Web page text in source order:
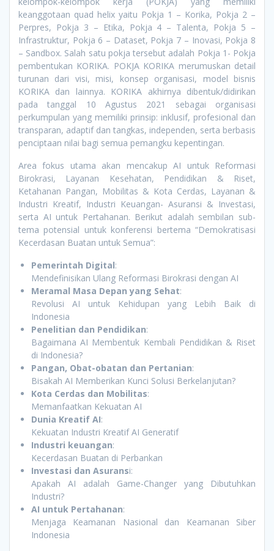
keanggotaan quad helix yaitu Pokja 1 – Korika, Pokja 2 –
Perpres, Pokja 3 – Etika, Pokja 4 – Talenta, Pokja 5 –
Infrastruktur, Pokja 6 – Dataset, Pokja 7 – Inovasi, Pokja 8
– Sandbox. Salah satu pokja tersebut adalah Pokja 1- Pokja
pembentukan KORIKA. POKJA KORIKA merumuskan detail
turunan dari visi, misi, konsep organisasi, model bisnis
KORIKA dan lainnya. KORIKA akhirnya dibentuk/didirikan
pada tanggal 10 Agustus 2021 sebagai organisasi
perkumpulan yang memiliki prinsip: inklusif, profesional dan
transparan, adaptif dan tangkas, independen, serta berbasis
penciptaan nilai bagi semua pemangku kepentingan.
Area fokus utama akan mencakup AI untuk Reformasi
Birokrasi, Layanan Kesehatan, Pendidikan & Riset,
Ketahanan Pangan, Mobilitas & Kota Cerdas, Layanan &
Industri Kreatif, Industri Keuangan- Asuransi & Investasi,
serta AI untuk Pertahanan. Berikut adalah sembilan sub-
tema potensial untuk konferensi bertema “Demokratisasi
Kecerdasan Buatan untuk Semua”:
Pemerintah Digital:
Mendefinisikan Ulang Reformasi Birokrasi dengan AI
Meramal Masa Depan yang Sehat:
Revolusi AI untuk Kehidupan yang Lebih Baik di
Indonesia
Penelitian dan Pendidikan:
Bagaimana AI Membentuk Kembali Pendidikan & Riset
di Indonesia?
Pangan, Obat-obatan dan Pertanian:
Bisakah AI Memberikan Kunci Solusi Berkelanjutan?
Kota Cerdas dan Mobilitas:
Memanfaatkan Kekuatan AI
Dunia Kreatif AI:
Kekuatan Industri Kreatif AI Generatif
Industri keuangan:
Kecerdasan Buatan di Perbankan
Investasi dan Asuransi:
Apakah AI adalah Game-Changer yang Dibutuhkan
Industri?
AI untuk Pertahanan:
Menjaga Keamanan Nasional dan Keamanan Siber
Indonesia